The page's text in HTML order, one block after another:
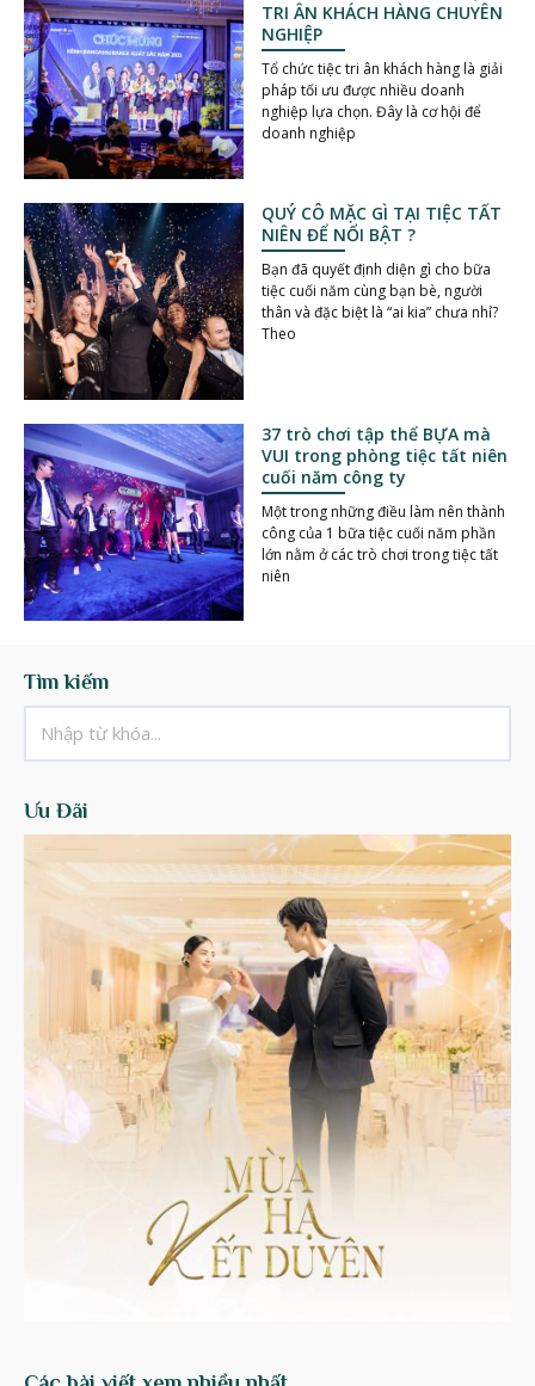
TRI ÂN KHÁCH HÀNG CHUYÊN
NGHIỆP
Tổ chức tiệc tri ân khách hàng là giải
pháp tối ưu được nhiều doanh
nghiệp lựa chọn. Đây là cơ hội để
doanh nghiệp
QUÝ CÔ MẶC GÌ TẠI TIỆC TẤT
NIÊN ĐỂ NỔI BẬT ?
Bạn đã quyết định diện gì cho bữa
tiệc cuối năm cùng bạn bè, người
thân và đặc biệt là “ai kia” chưa nhỉ?
Theo
37 trò chơi tập thể BỰA mà
VUI trong phòng tiệc tất niên
cuối năm công ty
Một trong những điều làm nên thành
công của 1 bữa tiệc cuối năm phần
lớn nằm ở các trò chơi trong tiệc tất
niên
Tìm kiếm
Ưu Đãi